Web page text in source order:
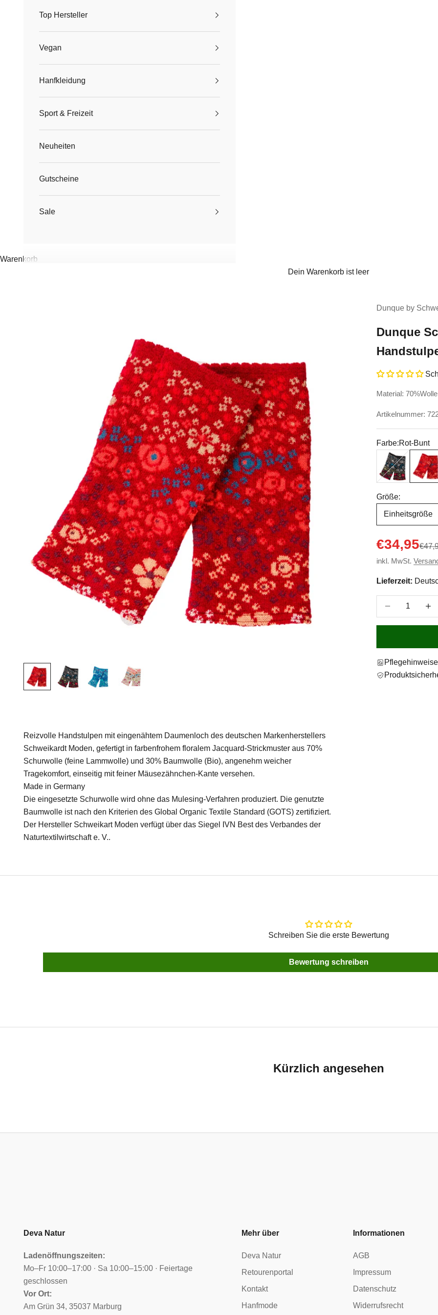
Top Hersteller
Vegan
Hanfkleidung
Sport & Freizeit
Neuheiten
Gutscheine
Sale
Warenkorb
Dein Warenkorb ist leer
Dunque by
Dunque
Material:
Artikelnummer:
Farbe:Rot-Bunt
Schwarz-Bunt
Rot-
Größe:
Einheitsgröße
Angebot
€34,95
inkl. MwSt.
Lieferzeit:
Anzahl verringern
Pflegehinweise
Reizvolle Handstulpen mit eingenähtem Daumenloch des deutschen Markenherstellers
Schweikardt Moden, gefertigt in farbenfrohem floralem Jacquard-Strickmuster aus 70%
Schurwolle (feine Lammwolle) und 30% Baumwolle (Bio), angenehm weicher
Tragekomfort, einseitig mit feiner Mäusezähnchen-Kante versehen.
Made in Germany
Die eingesetzte Schurwolle wird ohne das Mulesing-Verfahren produziert. Die genutzte
Baumwolle ist nach den Kriterien des Global Organic Textile Standard (GOTS) zertifiziert.
Der Hersteller Schweikart Moden verfügt über das Siegel IVN Best des Verbandes der
Naturtextilwirtschaft e. V..
Schreiben Sie die erste Bewertung
Bewertung schreiben
Kürzlich angesehen
Deva Natur
Ladenöffnungszeiten:
Mo–Fr 10:00–17:00 · Sa 10:00–15:00 · Feiertage
geschlossen
Vor Ort:
Am Grün 34, 35037 Marburg
Mehr über
Deva Natur
Retourenportal
Kontakt
Hanfmode
Informationen
AGB
Impressum
Datenschutz
Widerrufsrecht